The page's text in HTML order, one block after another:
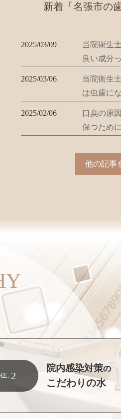
新着「名張市の
2025/03/09
当院衛生
良い成分
2025/03/06
当院衛生
は虫歯に
2025/02/06
口臭の原
保つために
他の記事
2
院内感染対策の
こだわりの水